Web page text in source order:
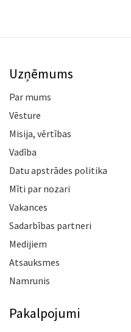
Uzņēmums
Par mums
Vēsture
Misija, vērtības
Vadība
Datu apstrādes politika
Mīti par nozari
Vakances
Sadarbības partneri
Medijiem
Atsauksmes
Namrunis
Pakalpojumi